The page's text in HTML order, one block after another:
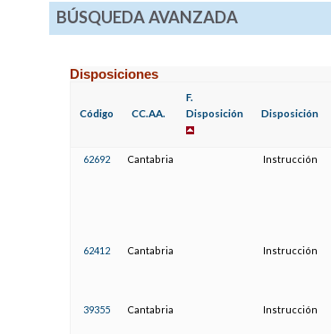
BÚSQUEDA AVANZADA
Disposiciones
Código CC.AA.
F.
Disposición
Disposición
62692 Cantabria Instrucción
62412 Cantabria Instrucción
39355 Cantabria Instrucción